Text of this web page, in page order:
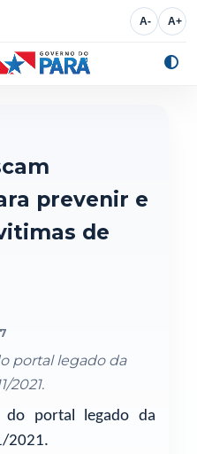
A- A+
prevenir e
de
portal legado da
2021.
do portal legado da
2021.